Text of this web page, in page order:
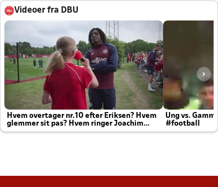
Videoer fra DBU
Hvem overtager nr.10 efter Eriksen? Hvem
glemmer sit pas? Hvem ringer Joachim
altid til efter kampe?
Ung vs.
#football